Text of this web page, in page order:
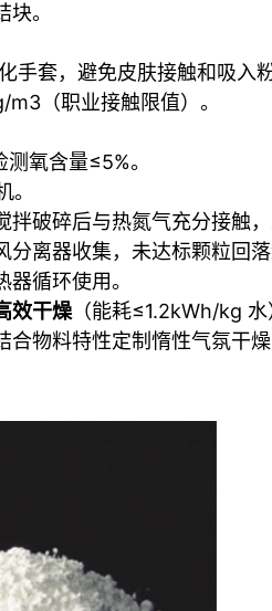
。
手套，避免皮肤接触和吸入粉
（职业接触限值） 。
氧含量≤5%。
破碎后与热氮气充分接触
离器收集，未达标颗粒回落
循环使用。
效干燥 （能耗≤1.2kWh/kg 水
物料特性定制惰性气氛干燥